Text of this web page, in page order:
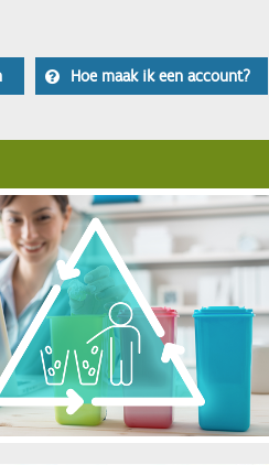
Hoe maak ik een account?